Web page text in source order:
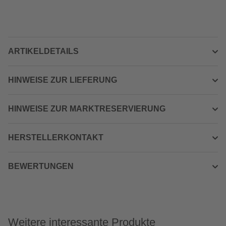
ARTIKELDETAILS
HINWEISE ZUR LIEFERUNG
HINWEISE ZUR MARKTRESERVIERUNG
HERSTELLERKONTAKT
BEWERTUNGEN
Weitere interessante Produkte